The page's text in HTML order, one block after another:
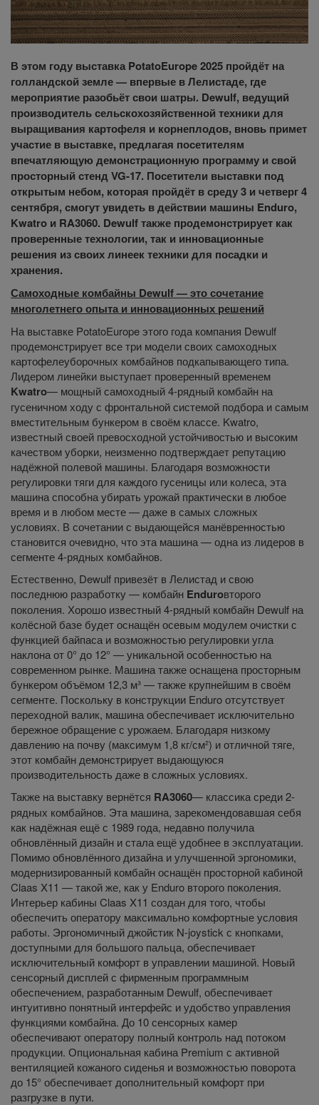
В этом году выставка PotatoEurope 2025 пройдёт на
голландской земле — впервые в Лелистаде, где
мероприятие разобьёт свои шатры. Dewulf, ведущий
производитель сельскохозяйственной техники для
выращивания картофеля и корнеплодов, вновь примет
участие в выставке, предлагая посетителям
впечатляющую демонстрационную программу и свой
просторный стенд VG-17. Посетители выставки под
открытым небом, которая пройдёт в среду 3 и четверг 4
сентября, смогут увидеть в действии машины Enduro,
Kwatro и RA3060. Dewulf также продемонстрирует как
проверенные технологии, так и инновационные
решения из своих линеек техники для посадки и
хранения.
Самоходные комбайны Dewulf — это сочетание
многолетнего опыта и инновационных решений
На выставке PotatoEurope этого года компания Dewulf
продемонстрирует все три модели своих самоходных
картофелеуборочных комбайнов подкапывающего типа.
Лидером линейки выступает проверенный временем
Kwatro— мощный самоходный 4-рядный комбайн на
гусеничном ходу с фронтальной системой подбора и самым
вместительным бункером в своём классе. Kwatro,
известный своей превосходной устойчивостью и высоким
качеством уборки, неизменно подтверждает репутацию
надёжной полевой машины. Благодаря возможности
регулировки тяги для каждого гусеницы или колеса, эта
машина способна убирать урожай практически в любое
время и в любом месте — даже в самых сложных
условиях. В сочетании с выдающейся манёвренностью
становится очевидно, что эта машина — одна из лидеров в
сегменте 4-рядных комбайнов.
Естественно, Dewulf привезёт в Лелистад и свою
последнюю разработку — комбайн Enduroвторого
поколения. Хорошо известный 4-рядный комбайн Dewulf на
колёсной базе будет оснащён осевым модулем очистки с
функцией байпаса и возможностью регулировки угла
наклона от 0° до 12° — уникальной особенностью на
современном рынке. Машина также оснащена просторным
бункером объёмом 12,3 м³ — также крупнейшим в своём
сегменте. Поскольку в конструкции Enduro отсутствует
переходной валик, машина обеспечивает исключительно
бережное обращение с урожаем. Благодаря низкому
давлению на почву (максимум 1,8 кг/см²) и отличной тяге,
этот комбайн демонстрирует выдающуюся
производительность даже в сложных условиях.
Также на выставку вернётся RA3060— классика среди 2-
рядных комбайнов. Эта машина, зарекомендовавшая себя
как надёжная ещё с 1989 года, недавно получила
обновлённый дизайн и стала ещё удобнее в эксплуатации.
Помимо обновлённого дизайна и улучшенной эргономики,
модернизированный комбайн оснащён просторной кабиной
Claas X11 — такой же, как у Enduro второго поколения.
Интерьер кабины Claas X11 создан для того, чтобы
обеспечить оператору максимально комфортные условия
работы. Эргономичный джойстик N-joystick с кнопками,
доступными для большого пальца, обеспечивает
исключительный комфорт в управлении машиной. Новый
сенсорный дисплей с фирменным программным
обеспечением, разработанным Dewulf, обеспечивает
интуитивно понятный интерфейс и удобство управления
функциями комбайна. До 10 сенсорных камер
обеспечивают оператору полный контроль над потоком
продукции. Опциональная кабина Premium с активной
вентиляцией кожаного сиденья и возможностью поворота
до 15° обеспечивает дополнительный комфорт при
разгрузке в пути.